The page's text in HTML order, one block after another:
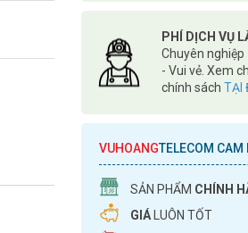
PHÍ DỊCH VỤ
Chuyên
- Vui vẻ. Xem
chính sách TẠI
VUHOANGTELECOM CAM
SẢN PHẨM CHÍNH
GIÁ LUÔN TỐT